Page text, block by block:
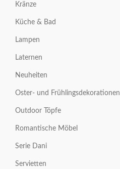
Kränze
Küche & Bad
Lampen
Laternen
Neuheiten
Oster- und Frühlingsdekorationen
Outdoor Töpfe
Romantische Möbel
Serie Dani
Servietten